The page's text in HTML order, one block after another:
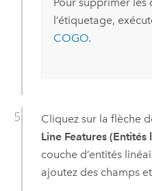
Pour supprimer les
l’étiquetage,
COGO.
Cliquez sur la flèche
Line Features
couche d’entités
ajoutez des champs